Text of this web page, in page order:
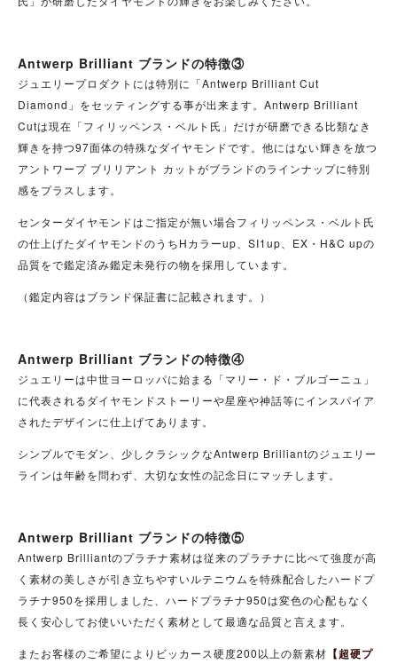
Antwerp Brilliant ブランドの特徴③
ジュエリープロダクトには特別に「Antwerp Brilliant Cut
Diamond」をセッティングする事が出来ます。Antwerp Brilliant
Cutは現在「フィリッペンス・ベルト氏」だけが研磨できる比類なき
輝きを持つ97面体の特殊なダイヤモンドです。他にはない輝きを放つ
アントワープ ブリリアント カットがブランドのラインナップに特別
感をプラスします。
センターダイヤモンドはご指定が無い場合フィリッペンス・ベルト氏
の仕上げたダイヤモンドのうちHカラーup、SI1up、EX・H&C upの
品質をで鑑定済み鑑定未発行の物を採用しています。
（鑑定内容はブランド保証書に記載されます。）
Antwerp Brilliant ブランドの特徴④
ジュエリーは中世ヨーロッパに始まる「マリー・ド・ブルゴーニュ」
に代表されるダイヤモンドストーリーや星座や神話等にインスパイア
されたデザインに仕上げてあります。
シンプルでモダン、少しクラシックなAntwerp Brilliantのジュエリー
ラインは年齢を問わず、大切な女性の記念日にマッチします。
Antwerp Brilliant ブランドの特徴⑤
Antwerp Brilliantのプラチナ素材は従来のプラチナに比べて強度が高
く素材の美しさが引き立ちやすいルテニウムを特殊配合したハードプ
ラチナ950を採用しました、ハードプラチナ950は変色の心配もなく
長く安心してお使いいただく素材として最適な品質と言えます。
またお客様のご希望によりビッカース硬度200以上の新素材 【超硬プ